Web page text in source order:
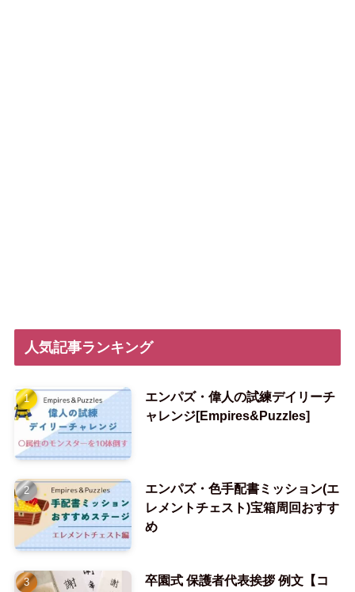
人気記事ランキング
エンパズ・偉人の試練デイリーチ
ャレンジ[Empires&Puzzles]
エンパズ・色手配書ミッション(エ
レメントチェスト)宝箱周回おすす
め
卒園式 保護者代表挨拶 例文【コ